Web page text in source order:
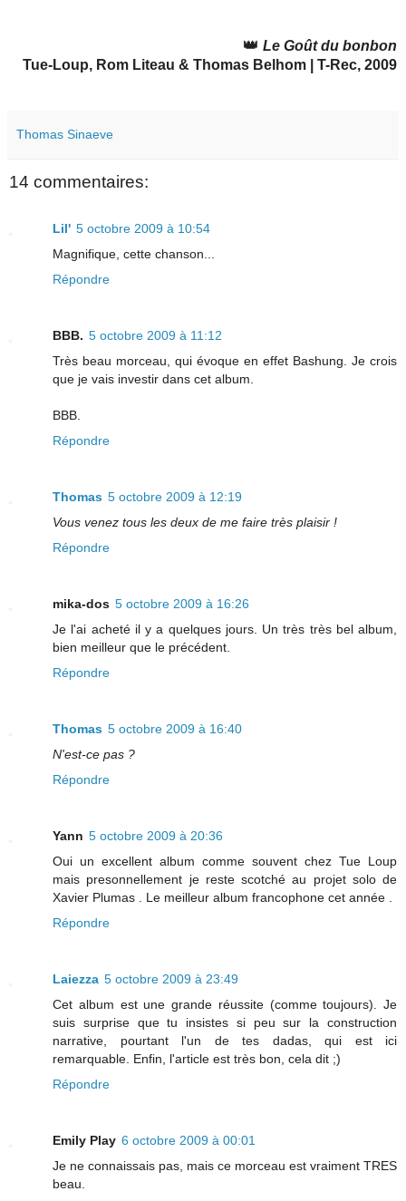
👑 Le Goût du bonbon
Tue-Loup, Rom Liteau & Thomas Belhom | T-Rec, 2009
Thomas Sinaeve
14 commentaires:
Lil' 5 octobre 2009 à 10:54
Magnifique, cette chanson...
Répondre
BBB. 5 octobre 2009 à 11:12
Très beau morceau, qui évoque en effet Bashung. Je crois
que je vais investir dans cet album.
BBB.
Répondre
Thomas 5 octobre 2009 à 12:19
Vous venez tous les deux de me faire très plaisir !
Répondre
mika-dos 5 octobre 2009 à 16:26
Je l'ai acheté il y a quelques jours. Un très très bel album,
bien meilleur que le précédent.
Répondre
Thomas 5 octobre 2009 à 16:40
N'est-ce pas ?
Répondre
Yann 5 octobre 2009 à 20:36
Oui un excellent album comme souvent chez Tue Loup
mais presonnellement je reste scotché au projet solo de
Xavier Plumas . Le meilleur album francophone cet année .
Répondre
Laiezza 5 octobre 2009 à 23:49
Cet album est une grande réussite (comme toujours). Je
suis surprise que tu insistes si peu sur la construction
narrative, pourtant l'un de tes dadas, qui est ici
remarquable. Enfin, l'article est très bon, cela dit ;)
Répondre
Emily Play 6 octobre 2009 à 00:01
Je ne connaissais pas, mais ce morceau est vraiment TRES
beau.